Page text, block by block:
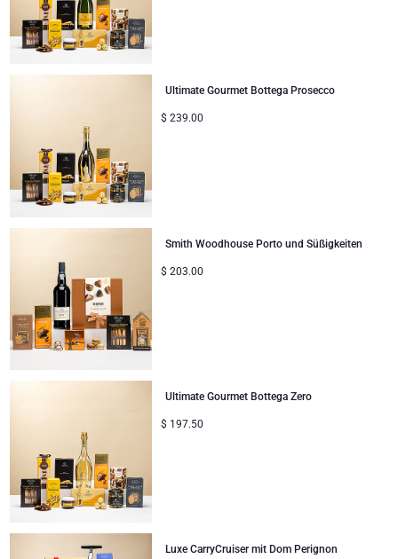
Ultimate Gourmet Bottega Prosecco
$ 239.00
Smith Woodhouse Porto und Süßigkeiten
$ 203.00
Ultimate Gourmet Bottega Zero
$ 197.50
Luxe CarryCruiser mit Dom Perignon